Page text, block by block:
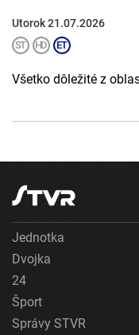
Utorok 21.07.2026
Všetko dôležité z
Jednotka
Dvojka
24
Šport
Správy STVR